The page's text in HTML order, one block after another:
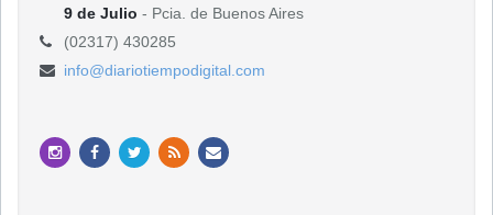
9 de Julio - Pcia. de Buenos Aires
(02317) 430285
info@diariotiempodigital.com